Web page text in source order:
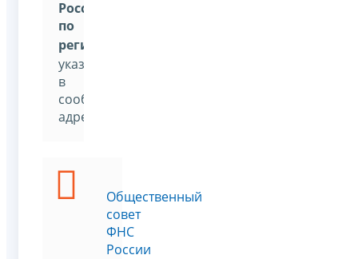
России
по
региону
указав
в
сообщении
адресата
Общественный
совет
ФНС
России